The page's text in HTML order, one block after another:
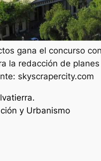
gana el concurso
la redacción de
skyscrapercity.com
y Urbanismo